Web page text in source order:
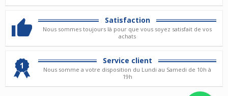
Satisfaction
Nous sommes toujours là pour que vous soyez satisfait de vos
achats
Service client
Nous somme a votre disposition du Lundi au Samedi de 10h à
19h